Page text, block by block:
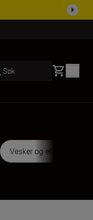
Søk Basket
Vesker og etuier